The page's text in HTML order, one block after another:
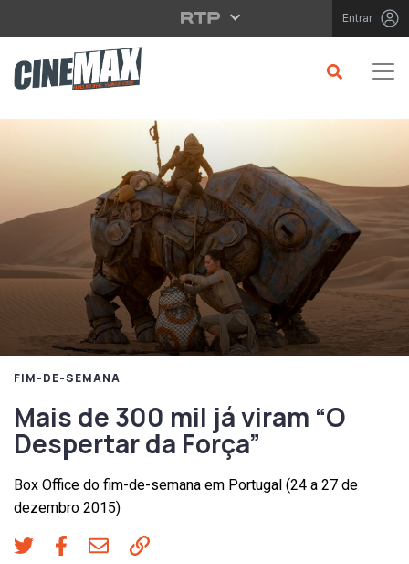
Saltar para o conteúdo principal Entrar
FIM-DE-SEMANA
Mais de 300 mil já viram “O
Despertar da Força”
Box Office do fim-de-semana em Portugal (24 a 27 de
dezembro 2015)